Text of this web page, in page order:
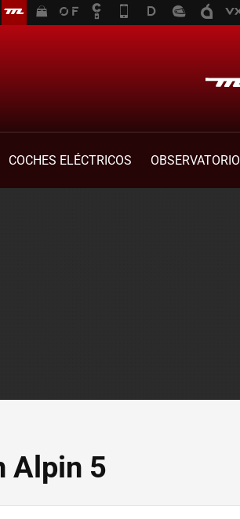
COCHES ELÉCTRICOS OBSERVATORIO
Alpin 5